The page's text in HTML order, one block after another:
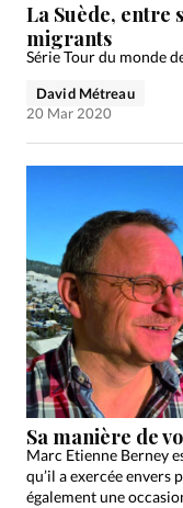
La Suède, entre
migrants
Série Tour du monde
David Métreau
20 Mar 2020
Sa manière de
Marc Etienne Berney
qu’il a exercée envers
également une